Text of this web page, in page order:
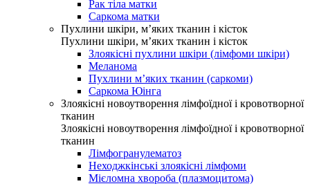
Рак тіла матки
Саркома матки
Пухлини шкіри, м’яких тканин і кісток
Пухлини шкіри, м’яких тканин і кісток
Злоякісні пухлини шкіри (лімфоми шкіри)
Меланома
Пухлини м’яких тканин (саркоми)
Саркома Юінга
Злоякісні новоутворення лімфоїдної і кровотворної
тканин
Злоякісні новоутворення лімфоїдної і кровотворної
тканин
Лімфогранулематоз
Неходжкінські злоякісні лімфоми
Мієломна хвороба (плазмоцитома)